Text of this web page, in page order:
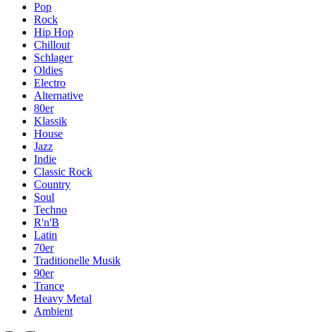
Pop
Rock
Hip Hop
Chillout
Schlager
Oldies
Electro
Alternative
80er
Klassik
House
Jazz
Indie
Classic Rock
Country
Soul
Techno
R'n'B
Latin
70er
Traditionelle Musik
90er
Trance
Heavy Metal
Ambient